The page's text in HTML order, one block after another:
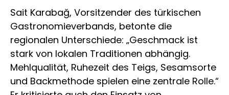
Sait Karabağ, Vorsitzender des türkischen
Gastronomieverbands, betonte die
regionalen Unterschiede: „Geschmack ist
stark von lokalen Traditionen abhängig.
Mehlqualität, Ruhezeit des Teigs, Sesamsorte
und Backmethode spielen eine zentrale Rolle.“